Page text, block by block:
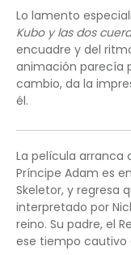
Lo lamento
Kubo y las dos
encuadre y del
animación parecía
cambio, da la
él.
La película arranca
Príncipe Adam es
Skeletor, y regresa
interpretado por
reino. Su padre, el
ese tiempo cautivo